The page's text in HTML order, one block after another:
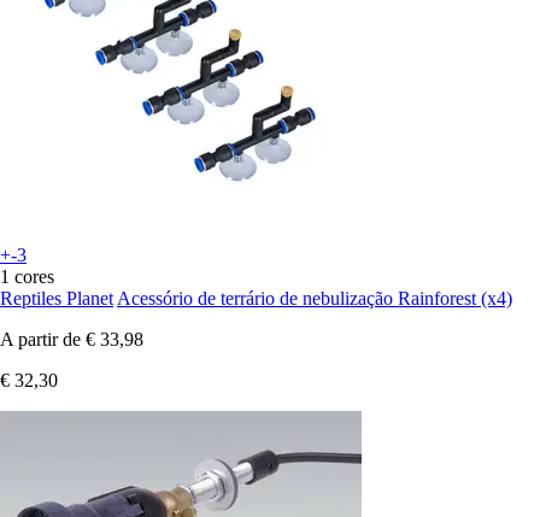
+-3
1 cores
Reptiles Planet Acessório de terrário de nebulização Rainforest (x4)
A partir de € 33,98
€ 32,30